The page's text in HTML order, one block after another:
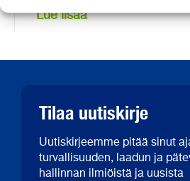
Lue lisää
Tilaa uutiskirje
Uutiskirjeemme pitää sinut
turvallisuuden, laadun ja
hallinnan ilmiöistä ja uusista